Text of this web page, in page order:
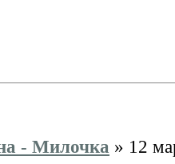
- Милочка » 12